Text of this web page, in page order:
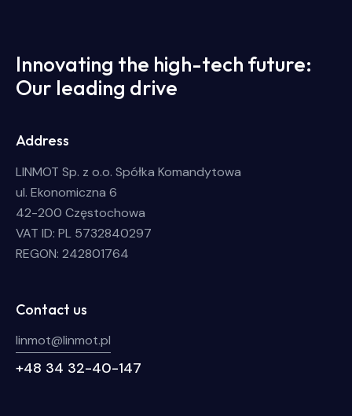
Innovating the high-tech future:
Our leading drive
Address
LINMOT Sp. z o.o. Spółka Komandytowa
ul. Ekonomiczna 6
42-200 Częstochowa
VAT ID: PL 5732840297
REGON: 242801764
Contact us
linmot@linmot.pl
+48 34 32-40-147